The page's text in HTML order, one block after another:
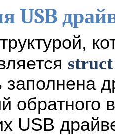
USB
обратного
USB